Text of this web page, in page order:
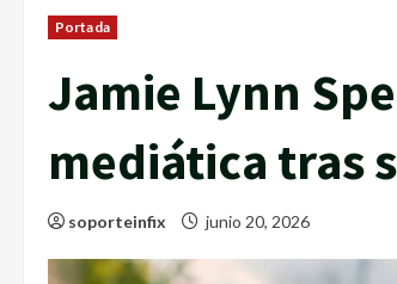
Portada
Jamie Lynn
mediática tras
soporteinfix junio 20, 2026